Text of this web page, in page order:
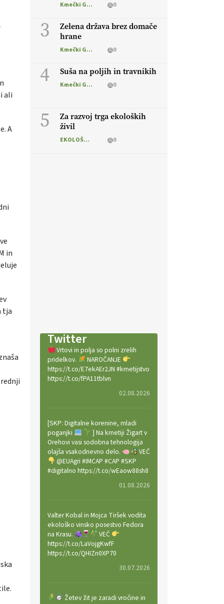
ali
A
in
tja
Kmečki Glas 0
3
Zelena država brez domače
hrane
Kmečki Glas 0
4 Suša na poljih in travnikih
Kmečki Glas 0
5
Za razvoj trga ekoloških
živil
EKOLOŠKO LOGIČNO 0
Twitter
Vrtovi in polja so polni zrelih
pridelkov.
NAROČANJE
https://t.co/E7ekAEr2JN #kmetijstvo
https://t.co/fPA11tblvn
02.08.2026
[SKP: Digitalne korenine, mladi
poganjki
] Na kmetiji Žigart v
Orehovi vasi sodobna tehnologija
olajša vsakodnevno delo.
VEČ
@EUAgri #IMCAP #CAP #SKP
#digitalno https://t.co/wEaow88sh8
01.08.2026
Valter Kobal in Mojca Tiršek vodita
ekološko vinsko posestvo Fedora
na Krasu.
VEČ
https://t.co/LaVojgKwfF
https://t.co/QHIZn0XP70
30.07.2026
Žetev žit je zaradi vročine in